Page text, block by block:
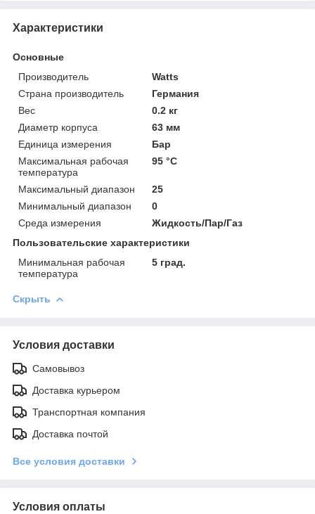
Характеристики
Основные
Производитель
Watts
Страна производитель
Германия
Вес
0.2 кг
Диаметр корпуса
63 мм
Единица измерения
Бар
Максимальная рабочая
температура
95 °С
Максимальный диапазон
25
Минимальный диапазон
0
Среда измерения
Жидкость/Пар/Газ
Пользовательские характеристики
Минимальная рабочая
температура
5 град.
Скрыть
Условия доставки
Самовывоз
Доставка курьером
Транспортная компания
Доставка почтой
Все условия доставки
Условия оплаты